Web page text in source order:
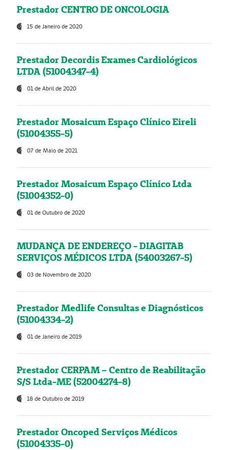
Prestador CENTRO DE ONCOLOGIA
15 de Janeiro de 2020
Prestador Decordis Exames Cardiológicos
LTDA (51004347-4)
01 de Abril de 2020
Prestador Mosaicum Espaço Clínico Eireli
(51004355-5)
07 de Maio de 2021
Prestador Mosaicum Espaço Clínico Ltda
(51004352-0)
01 de Outubro de 2020
MUDANÇA DE ENDEREÇO - DIAGITAB
SERVIÇOS MÉDICOS LTDA (54003267-5)
03 de Novembro de 2020
Prestador Medlife Consultas e Diagnósticos
(51004334-2)
01 de Janeiro de 2019
Prestador CERPAM – Centro de Reabilitação
S/S Ltda-ME (52004274-8)
18 de Outubro de 2019
Prestador Oncoped Serviços Médicos
(51004335-0)